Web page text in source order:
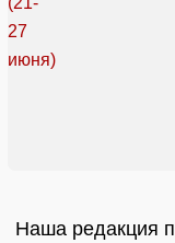
Наша редакция